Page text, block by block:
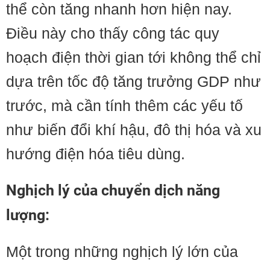
thể còn tăng nhanh hơn hiện nay.
Điều này cho thấy công tác quy
hoạch điện thời gian tới không thể chỉ
dựa trên tốc độ tăng trưởng GDP như
trước, mà cần tính thêm các yếu tố
như biến đổi khí hậu, đô thị hóa và xu
hướng điện hóa tiêu dùng.
Nghịch lý của chuyển dịch năng
lượng:
Một trong những nghịch lý lớn của